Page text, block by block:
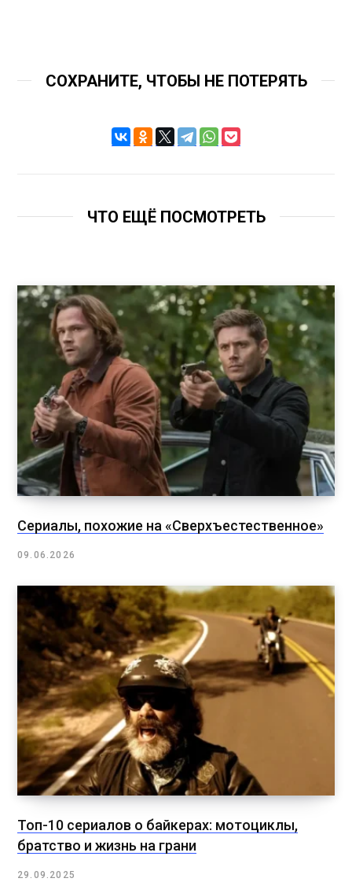
СОХРАНИТЕ, ЧТОБЫ НЕ ПОТЕРЯТЬ
ЧТО ЕЩЁ ПОСМОТРЕТЬ
Сериалы, похожие на «Сверхъестественное»
09.06.2026
Топ-10 сериалов о байкерах: мотоциклы,
братство и жизнь на грани
29.09.2025